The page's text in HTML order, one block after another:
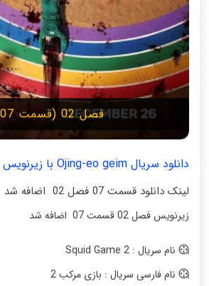
فصل 02 (قسمت 07)
دانلود سریال Ojing-eo geim با زیرنویس فارسی
لینک دانلود قسمت 07 فصل 02 اضافه شد
زیرنویس فصل 02 قسمت 07 اضافه شد
نام سریال : Squid Game 2
نام فارسی سریال : بازی مرکب 2